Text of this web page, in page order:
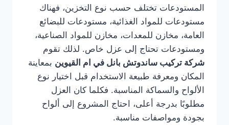
المستودعات تختلف حسب نوع التخزين، فهناك
مستودعات للمواد الغذائية، مستودعات للبضائع
العامة، مخازن للمعدات، مخازن للمواد الصناعية،
ومستودعات تحتاج إلى عزل خاص. لذلك تقوم
شركة تركيب ساندوتش بانل في ام القيوين بمعاينة
المكان ومعرفة طبيعة الاستخدام قبل اختيار نوع
الألواح والسماكة المناسبة. فكلما كان العزل
مطلوبًا بدرجة أعلى، احتاج المشروع إلى ألواح
بجودة ومواصفات مناسبة.